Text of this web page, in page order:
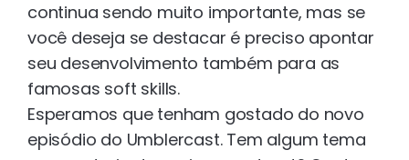
continua sendo muito importante, mas se
você deseja se destacar é preciso apontar
seu desenvolvimento também para as
famosas soft skills.
Esperamos que tenham gostado do novo
episódio do Umblercast. Tem algum tema